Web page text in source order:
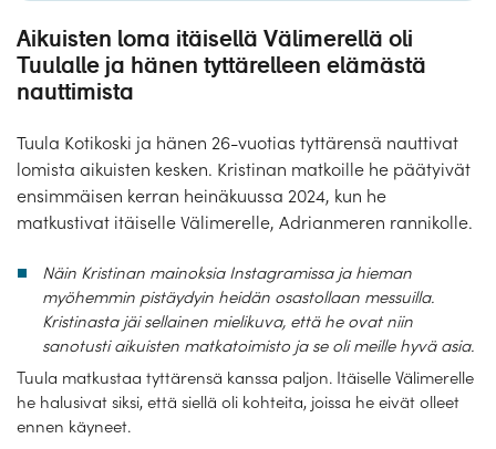
OTA YHTEYTTÄ
Kohteet
Matkatyypit
Matkakalenteri
Laivat
Hyvä tietää
Meistä
Aikuisten loma itäisellä Välimerellä oli
Tuulalle ja hänen tyttärelleen elämästä
nauttimista
Tuula Kotikoski ja hänen 26-vuotias tyttärensä nauttivat
lomista aikuisten kesken. Kristinan matkoille he päätyivät
ensimmäisen kerran heinäkuussa 2024, kun he
matkustivat itäiselle Välimerelle, Adrianmeren rannikolle.
Näin Kristinan mainoksia Instagramissa ja hieman
myöhemmin pistäydyin heidän osastollaan messuilla.
Kristinasta jäi sellainen mielikuva, että he ovat niin
sanotusti aikuisten matkatoimisto ja se oli meille hyvä asia.
Tuula matkustaa tyttärensä kanssa paljon. Itäiselle Välimerelle
he halusivat siksi, että siellä oli kohteita, joissa he eivät olleet
ennen käyneet.